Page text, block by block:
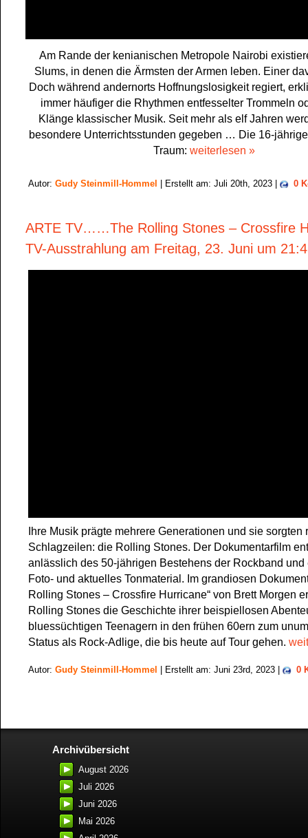
Am Rande der kenianischen Metropole Nairobi
Slums, in denen die Ärmsten der Armen leben. Einer
Doch während andernorts Hoffnungslosigkeit regiert,
immer häufiger die Rhythmen entfesselter Trommeln
Klänge klassischer Musik. Seit mehr als elf Jahren
besondere Unterrichtsstunden gegeben … Die 16-
Traum: weiterlesen »
Autor: Gudy Steinmill-Hommel | Erstellt am: Juli 20th, 2023 | 0
ARTE TV……The Rolling Stones – Crossfire
TV-Ausstrahlung am Freitag, 23. Juni um
Ihre Musik prägte mehrere Generationen und sie sorgten
Schlagzeilen: die Rolling Stones. Der Dokumentarfilm
anlässlich des 50-jährigen Bestehens der Rockband und
Foto- und aktuelles Tonmaterial. Im grandiosen
Rolling Stones – Crossfire Hurricane“ von Brett Morgen
Rolling Stones die Geschichte ihrer beispiellosen
bluessüchtigen Teenagern in den frühen 60ern zum
Status als Rock-Adlige, die bis heute auf Tour gehen.
Autor: Gudy Steinmill-Hommel | Erstellt am: Juni 23rd, 2023 | 0
Archivübersicht
August 2026
Juli 2026
Juni 2026
Mai 2026